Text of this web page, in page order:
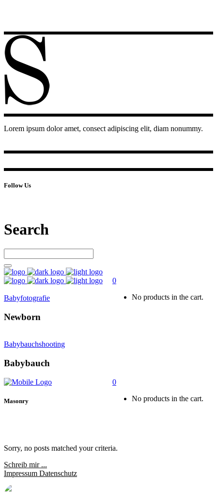
Lorem ipsum dolor amet, consect adipiscing elit, diam nonummy.
Follow Us
Search
0
No products in the cart.
Babyfotografie
Newborn
Babybauchshooting
Babybauch
0
No products in the cart.
Masonry
Sorry, no posts matched your criteria.
Schreib mir ...
Impressum Datenschutz